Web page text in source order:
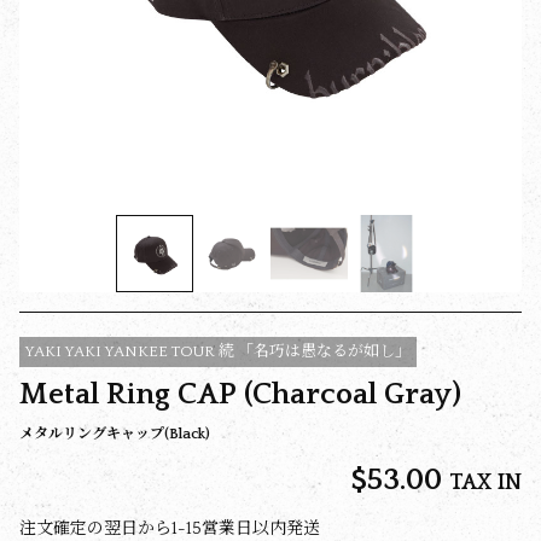
YAKI YAKI YANKEE TOUR 続 「名巧は愚なるが如し」
Metal Ring CAP (Charcoal Gray)
メタルリングキャップ(Black)
$‌53.00 TAX IN
注文確定の翌日から1-15営業日以内発送